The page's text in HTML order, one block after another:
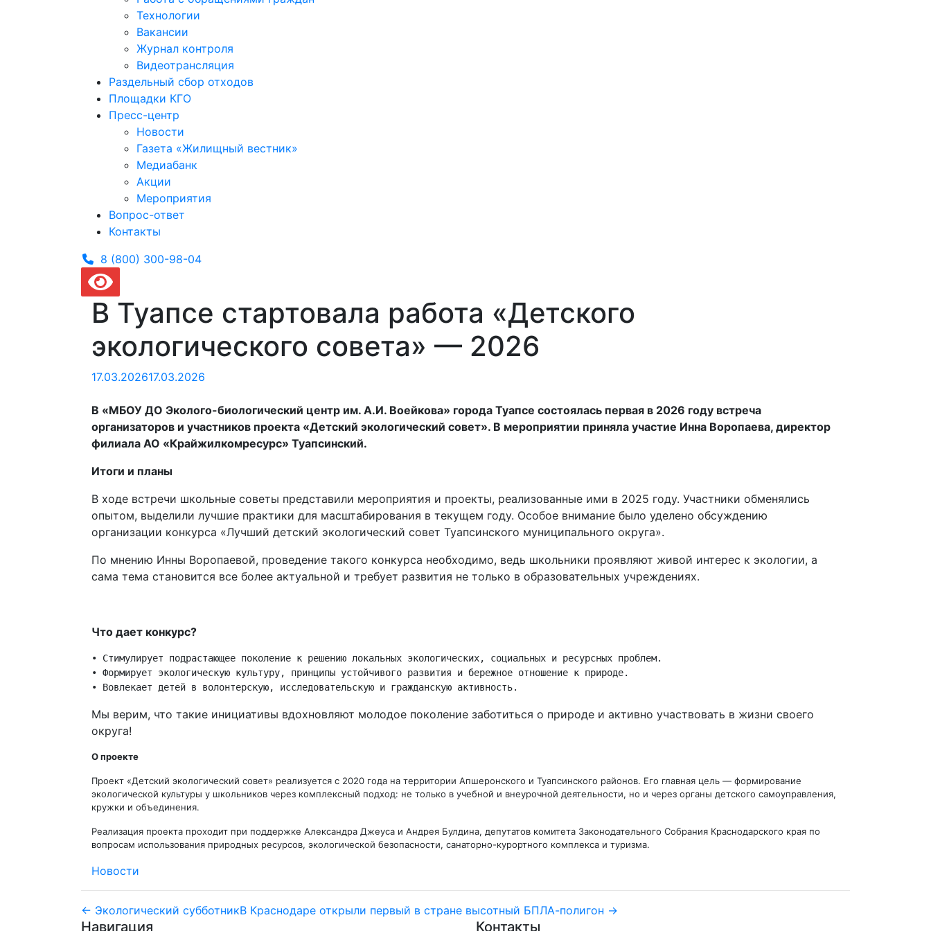
Технологии
Вакансии
Журнал контроля
Видеотрансляция
Раздельный сбор отходов
Площадки КГО
Пресс-центр
Новости
Газета «Жилищный вестник»
Медиабанк
Акции
Мероприятия
Вопрос-ответ
Контакты
8 (800) 300-98-04
В Туапсе стартовала работа «Детского
экологического совета» — 2026
17.03.202617.03.2026
В «МБОУ ДО Эколого-биологический центр им. А.И. Воейкова» города Туапсе состоялась первая в 2026 году встреча
организаторов и участников проекта «Детский экологический совет». В мероприятии приняла участие Инна Воропаева, директор
филиала АО «Крайжилкомресурс» Туапсинский.
Итоги и планы
В ходе встречи школьные советы представили мероприятия и проекты, реализованные ими в 2025 году. Участники обменялись
опытом, выделили лучшие практики для масштабирования в текущем году. Особое внимание было уделено обсуждению
организации конкурса «Лучший детский экологический совет Туапсинского муниципального округа».
По мнению Инны Воропаевой, проведение такого конкурса необходимо, ведь школьники проявляют живой интерес к экологии, а
сама тема становится все более актуальной и требует развития не только в образовательных учреждениях.
Что дает конкурс?
• Стимулирует подрастающее поколение к решению локальных экологических, социальных и ресурсных проблем.
• Формирует экологическую культуру, принципы устойчивого развития и бережное отношение к природе.
• Вовлекает детей в волонтерскую, исследовательскую и гражданскую активность.
Мы верим, что такие инициативы вдохновляют молодое поколение заботиться о природе и активно участвовать в жизни своего
округа!
О проекте
Проект «Детский экологический совет» реализуется с 2020 года на территории Апшеронского и Туапсинского районов. Его главная цель — формирование
экологической культуры у школьников через комплексный подход: не только в учебной и внеурочной деятельности, но и через органы детского самоуправления,
кружки и объединения.
Реализация проекта проходит при поддержке Александра Джеуса и Андрея Булдина, депутатов комитета Законодательного Собрания Краснодарского края по
вопросам использования природных ресурсов, экологической безопасности, санаторно-курортного комплекса и туризма.
Новости
Навигация
← Экологический субботникВ Краснодаре открыли первый в стране высотный БПЛА-полигон →
Навигация Контакты